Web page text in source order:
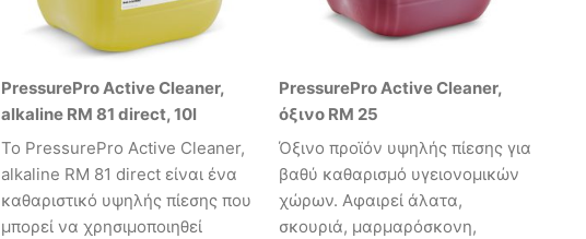
PressurePro Active Cleaner,
alkaline RM 81 direct, 10l
Το PressurePro Active Cleaner,
alkaline RM 81 direct είναι ένα
καθαριστικό υψηλής πίεσης που
μπορεί να χρησιμοποιηθεί
PressurePro Active Cleaner,
όξινο RM 25
Όξινο προϊόν υψηλής πίεσης για
βαθύ καθαρισμό υγειονομικών
χώρων. Αφαιρεί άλατα,
σκουριά, μαρμαρόσκονη,